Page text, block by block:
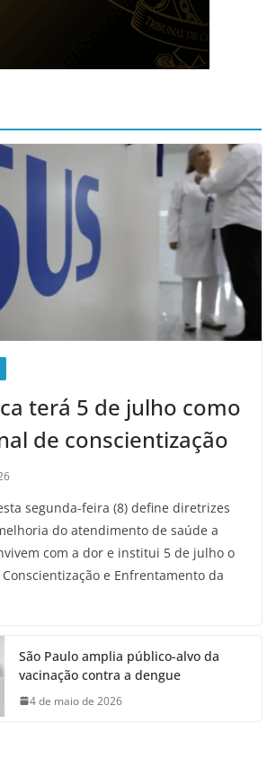
terá 5 de julho como
de conscientização
segunda-feira (8) define diretrizes
do atendimento de saúde a
com a dor e institui 5 de julho o
e Enfrentamento da
São Paulo amplia público-alvo da
vacinação contra a dengue
4 de maio de 2026